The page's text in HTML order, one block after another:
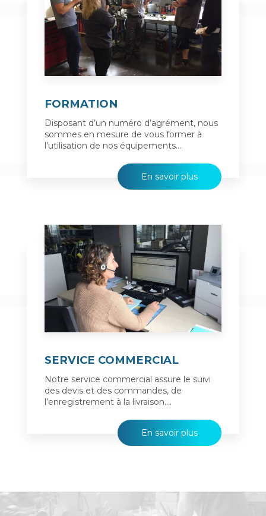
FORMATION
Disposant d’un numéro d’agrément, nous
sommes en mesure de vous former à
l’utilisation de nos équipements....
En savoir plus
SERVICE COMMERCIAL
Notre service commercial assure le suivi
des devis et des commandes, de
l’enregistrement à la livraison....
En savoir plus